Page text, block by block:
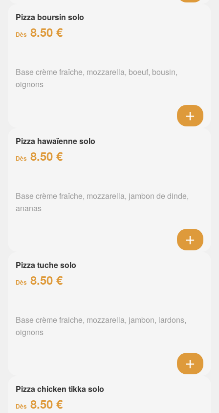
Pizza boursin solo
Dès 8.50 €
Base crème fraîche, mozzarella, boeuf, bousin,
oignons
Pizza hawaïenne solo
Dès 8.50 €
Base crème fraîche, mozzarella, jambon de dinde,
ananas
Pizza tuche solo
Dès 8.50 €
Base crème fraiche, mozzarella, jambon, lardons,
oignons
Pizza chicken tikka solo
Dès 8.50 €